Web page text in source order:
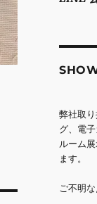
弊社取
グ、電
ルーム
ます。
ご不明